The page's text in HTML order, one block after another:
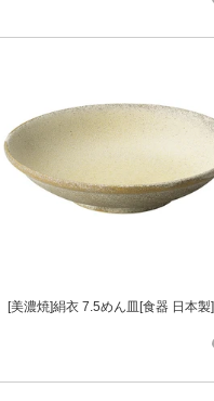
[美濃焼]絹衣 7.5めん皿[食器 日本製]